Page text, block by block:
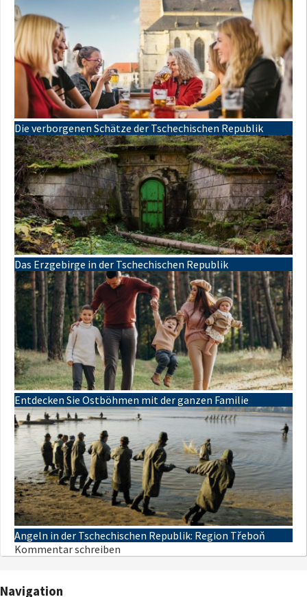
Die verborgenen Schätze der Tschechischen Republik
Das Erzgebirge in der Tschechischen Republik
Entdecken Sie Ostböhmen mit der ganzen Familie
Angeln in der Tschechischen Republik: Region Třeboň
Kommentar schreiben
Navigation